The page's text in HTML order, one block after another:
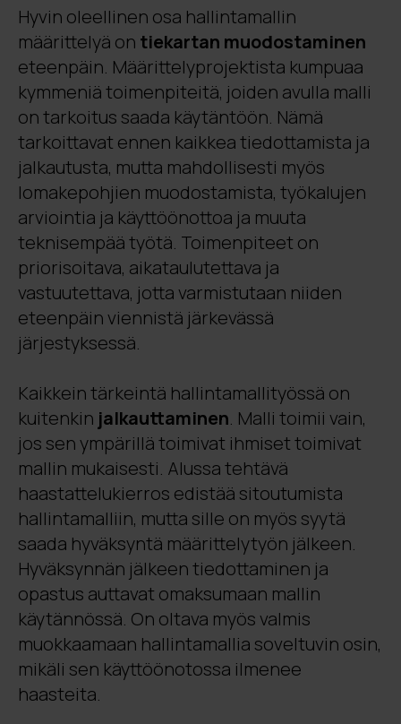
Hyvin oleellinen osa hallintamallin
määrittelyä on tiekartan muodostaminen
eteenpäin. Määrittelyprojektista kumpuaa
kymmeniä toimenpiteitä, joiden avulla malli
on tarkoitus saada käytäntöön. Nämä
tarkoittavat ennen kaikkea tiedottamista ja
jalkautusta, mutta mahdollisesti myös
lomakepohjien muodostamista, työkalujen
arviointia ja käyttöönottoa ja muuta
teknisempää työtä. Toimenpiteet on
priorisoitava, aikataulutettava ja
vastuutettava, jotta varmistutaan niiden
eteenpäin viennistä järkevässä
järjestyksessä.
Kaikkein tärkeintä hallintamallityössä on
kuitenkin jalkauttaminen. Malli toimii vain,
jos sen ympärillä toimivat ihmiset toimivat
mallin mukaisesti. Alussa tehtävä
haastattelukierros edistää sitoutumista
hallintamalliin, mutta sille on myös syytä
saada hyväksyntä määrittelytyön jälkeen.
Hyväksynnän jälkeen tiedottaminen ja
opastus auttavat omaksumaan mallin
käytännössä. On oltava myös valmis
muokkaamaan hallintamallia soveltuvin osin,
mikäli sen käyttöönotossa ilmenee
haasteita.